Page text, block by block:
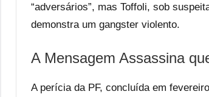
“adversários”, mas Toffoli, sob
demonstra um gangster violento.
A Mensagem Assassina
A perícia da PF, concluída em